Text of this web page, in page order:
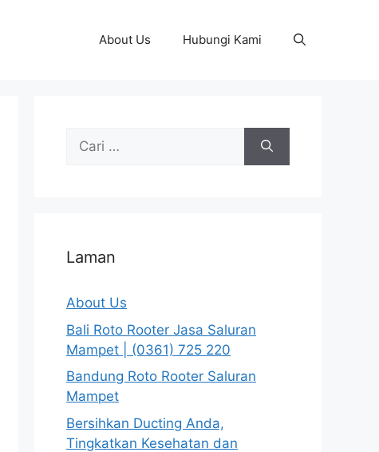
About Us Hubungi Kami
Cari
Laman
About Us
Bali Roto Rooter Jasa Saluran
Mampet | (0361) 725 220
Bandung Roto Rooter Saluran
Mampet
Bersihkan Ducting Anda,
Tingkatkan Kesehatan dan